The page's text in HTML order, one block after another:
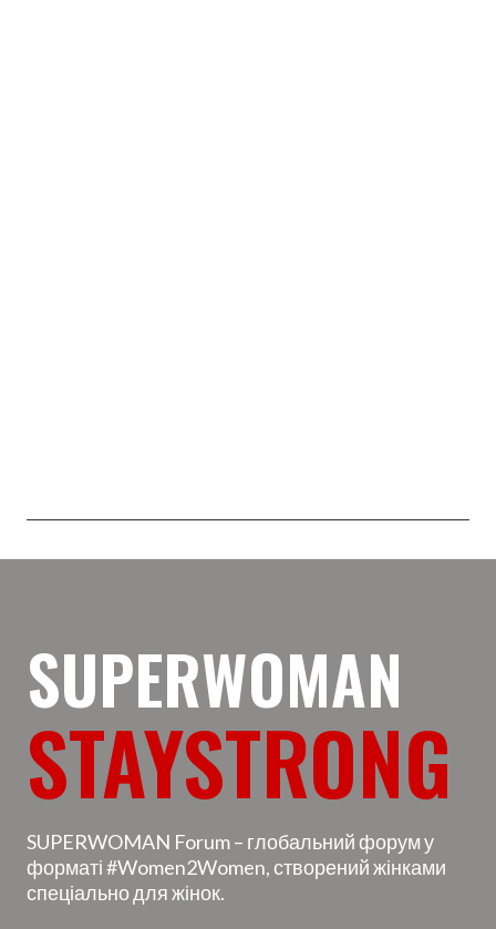
SUPERWOMAN
STAYSTRONG
SUPERWOMAN Forum – глобальний форум у
форматі #Women2Women, створений жінками
спеціально для жінок.